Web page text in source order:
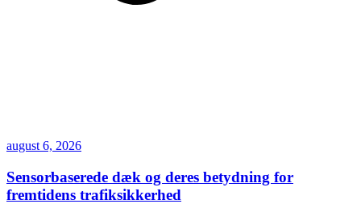
august 6, 2026
Sensorbaserede dæk og deres betydning for
fremtidens trafiksikkerhed